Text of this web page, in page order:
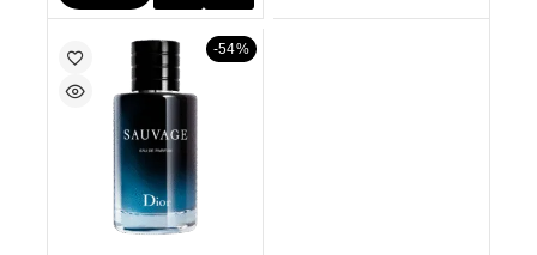
Опции
-54%